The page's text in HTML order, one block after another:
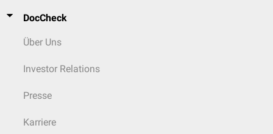
DocCheck
Über Uns
Investor Relations
Presse
Karriere